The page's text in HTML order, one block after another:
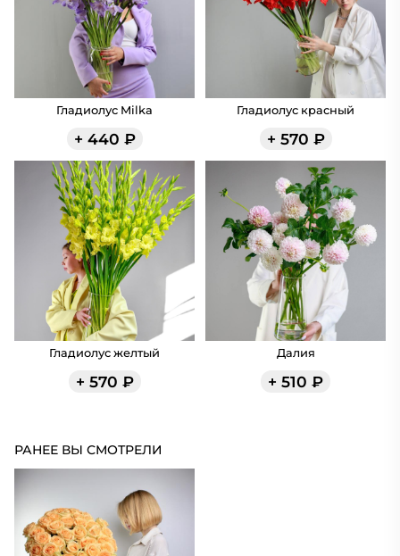
Гладиолус Milka
+ 440 ₽
Гладиолус красный
+ 570 ₽
Гладиолус желтый
+ 570 ₽
Далия
+ 510 ₽
РАНЕЕ ВЫ СМОТРЕЛИ